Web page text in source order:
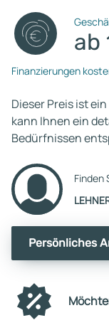
ab
Finanzierungen
Dieser Preis ist
kann Ihnen ein
Bedürfnissen
Finden
Persönliches